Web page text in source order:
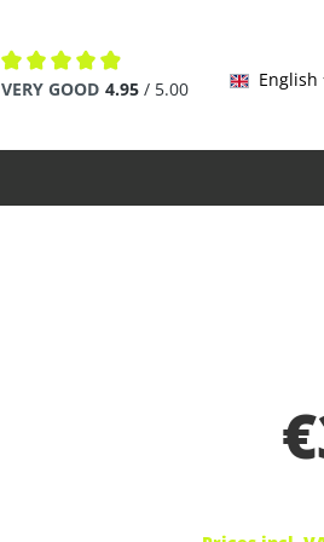
Average rating of 4.9 out of 5 stars
VERY GOOD 4.95 / 5.00 English